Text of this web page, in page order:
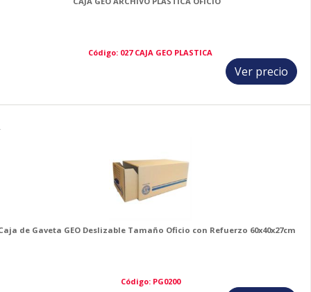
Código: 027 CAJA GEO PLASTICA
Ver precio
de Gaveta GEO Deslizable Tamaño Oficio con Refuerzo 60x40x27cm
Código: PG0200